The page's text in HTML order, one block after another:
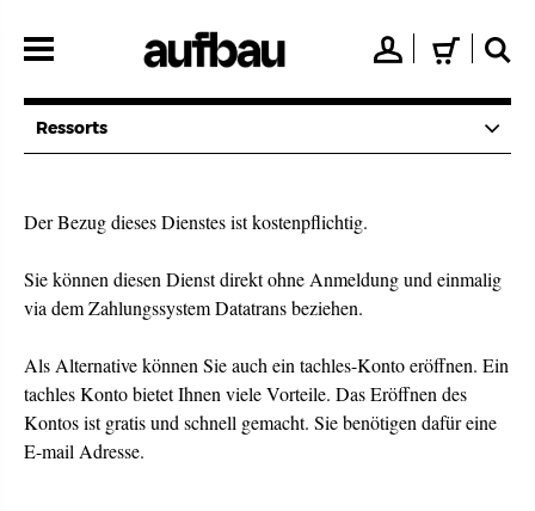
zum
👤 🛒 🔍
Ressorts
Der Bezug dieses Dienstes ist kostenpflichtig.
Sie können diesen Dienst direkt ohne Anmeldung und einmalig
via dem Zahlungssystem Datatrans beziehen.
Als Alternative können Sie auch ein tachles-Konto eröffnen. Ein
tachles Konto bietet Ihnen viele Vorteile. Das Eröffnen des
Kontos ist gratis und schnell gemacht. Sie benötigen dafür eine
E-mail Adresse.